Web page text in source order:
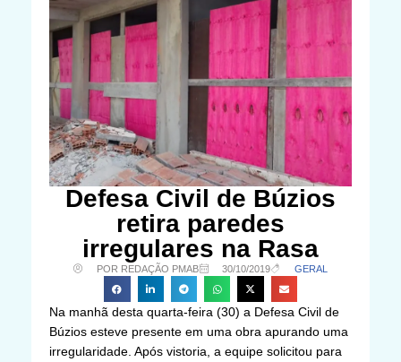
Defesa Civil de Búzios
retira paredes
irregulares na Rasa
POR REDAÇÃO PMAB 30/10/2019 GERAL
Na manhã desta quarta-feira (30) a Defesa Civil de
Búzios esteve presente em uma obra apurando uma
irregularidade. Após vistoria, a equipe solicitou para